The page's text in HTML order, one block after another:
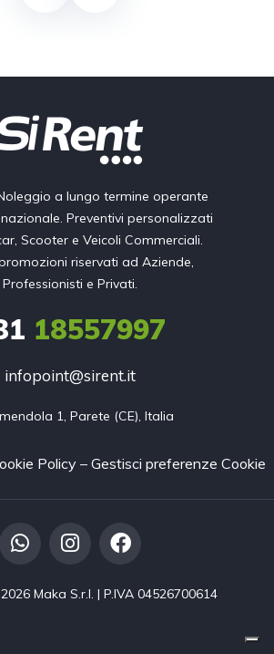
a lungo termine operante
Preventivi personalizzati
Scooter e Veicoli Commerciali.
riservati ad Aziende,
Professionisti e Privati.
18557997
infopoint@sirent.it
1, Parete (CE), Italia
Policy – Gestisci preferenze Cookie
Maka S.r.l. | P.IVA 04526700614